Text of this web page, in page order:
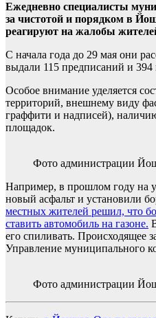
Ежедневно специалисты
за чистотой и порядком в
реагируют на жалобы
С начала года до 29 мая они
выдали 115 предписаний и 394
Особое внимание уделяется
территорий, внешнему виду
граффити и надписей),
площадок.
Фото администрации
Например, в прошлом году на
новый асфальт и установили
местных жителей решил, что
ставить автомобиль на газоне.
его спиливать. Происходящее
Управление муниципального
Фото администрации